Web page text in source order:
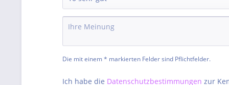
Die mit einem * markierten Felder sind Pflichtfelder.
Ich habe die Datenschutzbestimmungen zur